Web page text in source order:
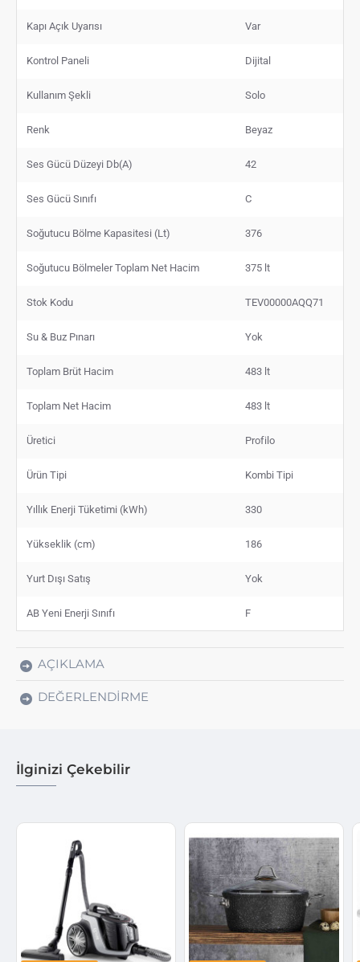
Kapı Açık Uyarısı Var
Kontrol Paneli Dijital
Kullanım Şekli Solo
Renk Beyaz
Ses Gücü Düzeyi Db(A) 42
Ses Gücü Sınıfı C
Soğutucu Bölme Kapasitesi (Lt) 376
Soğutucu Bölmeler Toplam Net Hacim 375 lt
Stok Kodu TEV00000AQQ71
Su & Buz Pınarı Yok
Toplam Brüt Hacim 483 lt
Toplam Net Hacim 483 lt
Üretici Profilo
Ürün Tipi Kombi Tipi
Yıllık Enerji Tüketimi (kWh) 330
Yükseklik (cm) 186
Yurt Dışı Satış Yok
AB Yeni Enerji Sınıfı F
AÇIKLAMA
DEĞERLENDIRME
İlginizi Çekebilir